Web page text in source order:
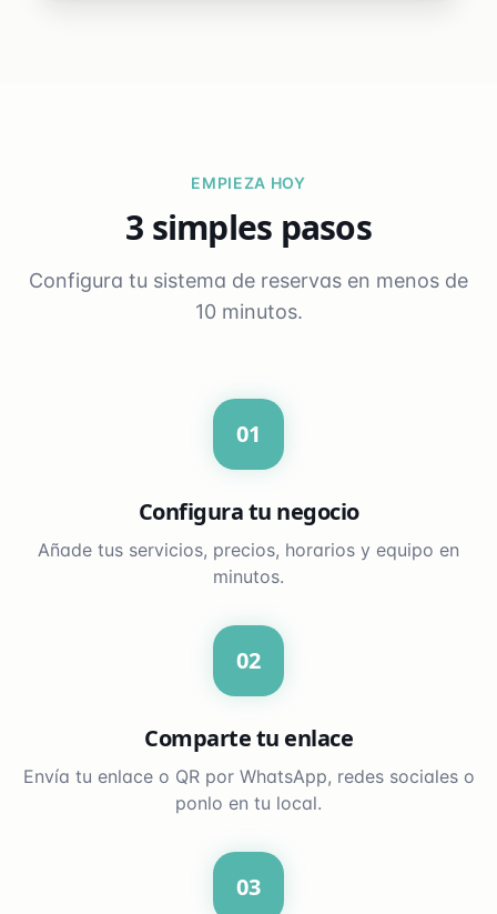
EMPIEZA HOY
3 simples pasos
Configura tu sistema de reservas en menos de
10 minutos.
01
Configura tu negocio
Añade tus servicios, precios, horarios y equipo en
minutos.
02
Comparte tu enlace
Envía tu enlace o QR por WhatsApp, redes sociales o
ponlo en tu local.
03